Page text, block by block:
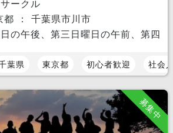
ークル
都 ： 千葉県市川市
の午後、第三日曜日の午前、第四
葉県 東京都 初心者歓迎 社会
募集中